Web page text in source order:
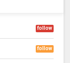
follow
follow